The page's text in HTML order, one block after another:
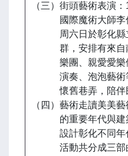
（三）街頭藝術表演
國際魔術大師
周六日於彰化
群，安排有來
樂團、親愛愛
演奏、泡泡藝
懷舊巷弄，陪伴
（四）藝術走讀美美
的重要年代與建
設計彰化不同
活動共分成三